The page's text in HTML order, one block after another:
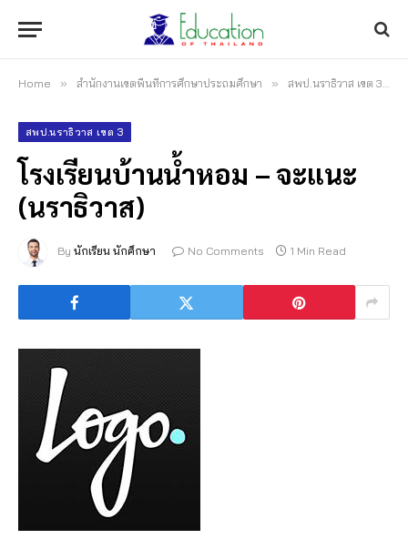
Home » สำนักงานเขตพื้นที่การศึกษาประถมศึกษา » สพป.นราธิวาส เขต 3
สพป.นราธิวาส เขต 3
โรงเรียนบ้านน้ำหอม – จะแนะ
(นราธิวาส)
By นักเรียน นักศึกษา No Comments 1 Min Read